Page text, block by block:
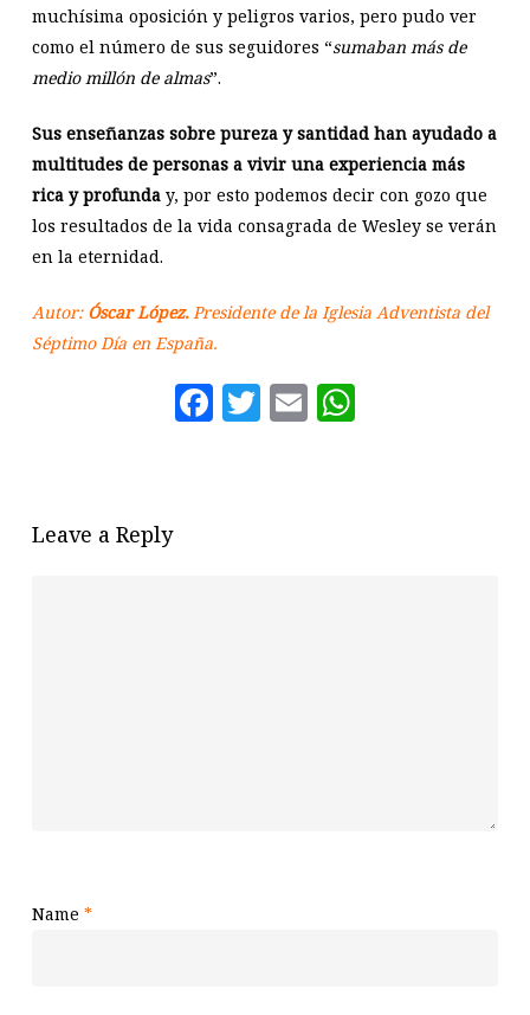
muchísima oposición y peligros varios, pero pudo ver
como el número de sus seguidores “sumaban más de
medio millón de almas”.
Sus enseñanzas sobre pureza y santidad han ayudado a
multitudes de personas a vivir una experiencia más
rica y profunday, por esto podemos decir con gozo que
los resultados de la vida consagrada de Wesley se verán
en la eternidad.
Autor: Óscar López.Presidente de la Iglesia Adventista del
Séptimo Día en España.
Facebook
Twitter
Email
Leave a Reply
Name *